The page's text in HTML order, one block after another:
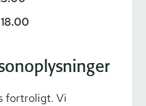
fortroligt. Vi